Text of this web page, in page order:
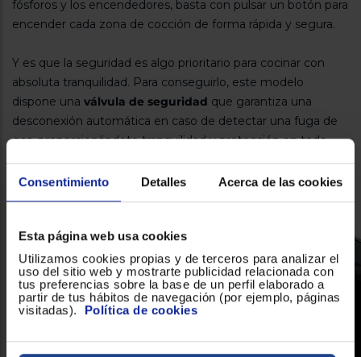
Consentimiento Detalles Acerca de las cookies
Esta página web usa cookies
Utilizamos cookies propias y de terceros para analizar el
uso del sitio web y mostrarte publicidad relacionada con
tus preferencias sobre la base de un perfil elaborado a
partir de tus hábitos de navegación (por ejemplo, páginas
visitadas). Política de cookies
fósforos y los encendedores, basta con pulsar un botón para
encender cada zona de cocción de forma rápida y segura.
Y es que la seguridad es algo prioritario para cocinar con
absoluta tranquilidad. Para conseguirlo, este modelo
dispone una válvula de seguridad que garantiza una
desconexión automática en caso de detectar una fuga de
gas, proporcionándote tranquilidad y protección en todo
momento.